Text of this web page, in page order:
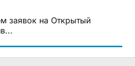
заявок на Открытый